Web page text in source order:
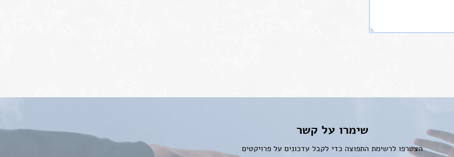
שימרו על קשר
הצטרפו לרשימת התפוצה כדי לקבל עדכונים על פרויקטים